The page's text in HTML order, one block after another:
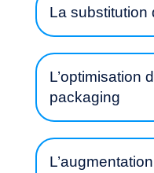
La substitution
L’optimisation
packaging